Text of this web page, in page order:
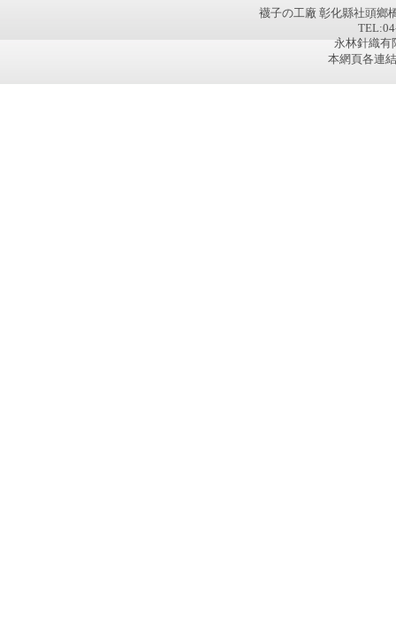
襪子の工廠 彰化縣社頭鄉
永林針織有
本網頁各連